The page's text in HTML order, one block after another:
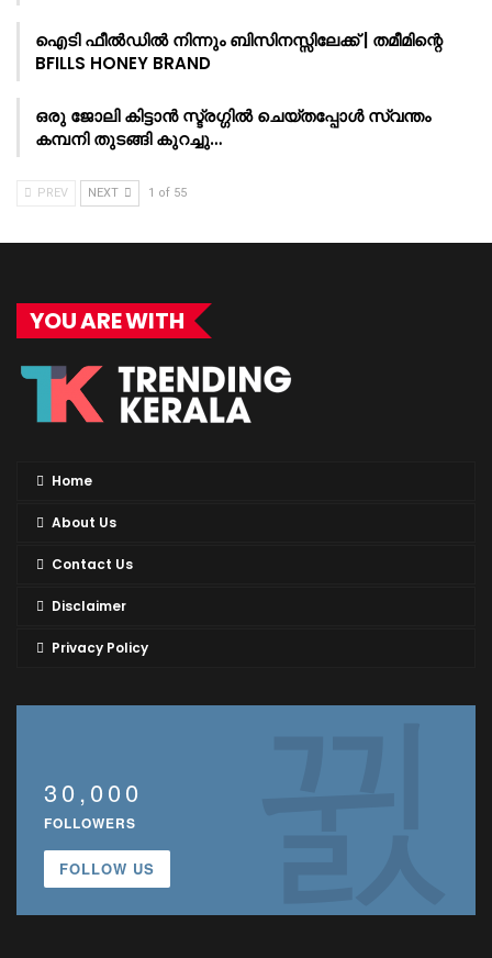
ഐടി ഫീൽഡിൽ നിന്നും ബിസിനസ്സിലേക്ക് | തമീമിന്റെ
BFILLS HONEY BRAND
ഒരു ജോലി കിട്ടാൻ സ്ട്രഗ്ഗിൽ ചെയ്തപ്പോൾ സ്വന്തം
കമ്പനി തുടങ്ങി കുറച്ചു…
PREV NEXT 1 of 55
YOU ARE WITH
Home
About Us
Contact Us
Disclaimer
Privacy Policy
30,000
FOLLOWERS
FOLLOW US